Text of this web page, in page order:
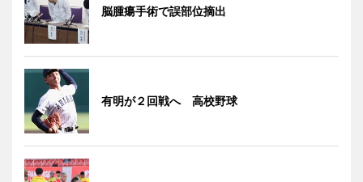
脳腫瘍手術で誤部位摘出
有明が２回戦へ 高校野球